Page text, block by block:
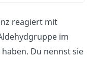
reagiert mit
im
Du nennst sie